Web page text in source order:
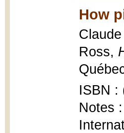
How
Ross,
ISBN :
Notes